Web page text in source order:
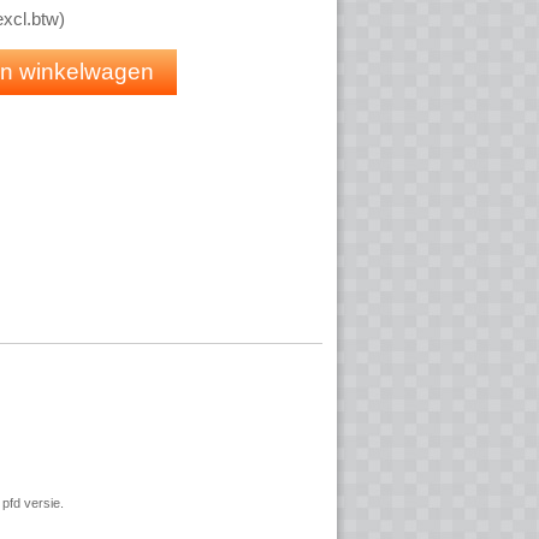
(nikkel afwerking)
)
winkelwagen
versie.